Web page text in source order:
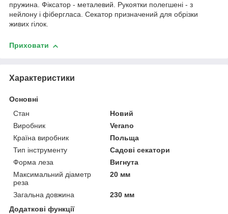
пружина. Фіксатор - металевий. Рукоятки полегшені - з
нейлону і фібергласа. Секатор призначений для обрізки
живих гілок.
Приховати
Характеристики
Основні
Стан
Новий
Виробник
Verano
Країна виробник
Польща
Тип інструменту
Садові секатори
Форма леза
Вигнута
Максимальний діаметр
реза
20 мм
Загальна довжина
230 мм
Додаткові функції